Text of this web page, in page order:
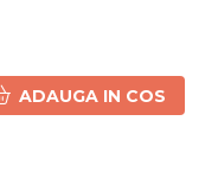
ADAUGA IN COS